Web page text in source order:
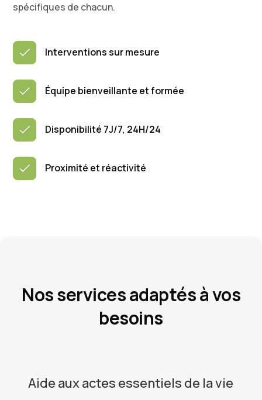
spécifiques de chacun.
Interventions sur mesure
Équipe bienveillante et formée
Disponibilité 7J/7, 24H/24
Proximité et réactivité
Nos services adaptés à vos
besoins
Aide aux actes essentiels de la vie